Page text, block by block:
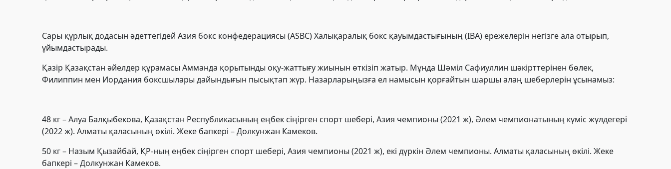
Сары құрлық додасын әдеттегідей Азия бокс конфедерациясы (ASBC) Халықаралық бокс қауымдастығының (IBA) ережелерін негізге ала отырып,
ұйымдастырады.
Қазір Қазақстан әйелдер құрамасы Амманда қорытынды оқу-жаттығу жиынын өткізіп жатыр. Мұнда Шәміл Сафиуллин шәкірттерінен бөлек,
Филиппин мен Иордания боксшылары дайындығын пысықтап жүр. Назарларыңызға ел намысын қорғайтын шаршы алаң шеберлерін ұсынамыз:
48 кг – Алуа Балқыбекова, Қазақстан Республикасының еңбек сіңірген спорт шебері, Азия чемпионы (2021 ж), Әлем чемпионатының күміс жүлдегері
(2022 ж). Алматы қаласының өкілі. Жеке бапкері – Долкунжан Камеков.
50 кг – Назым Қызайбай, ҚР-ның еңбек сіңірген спорт шебері, Азия чемпионы (2021 ж), екі дүркін Әлем чемпионы. Алматы қаласының өкілі. Жеке
бапкері – Долкунжан Камеков.